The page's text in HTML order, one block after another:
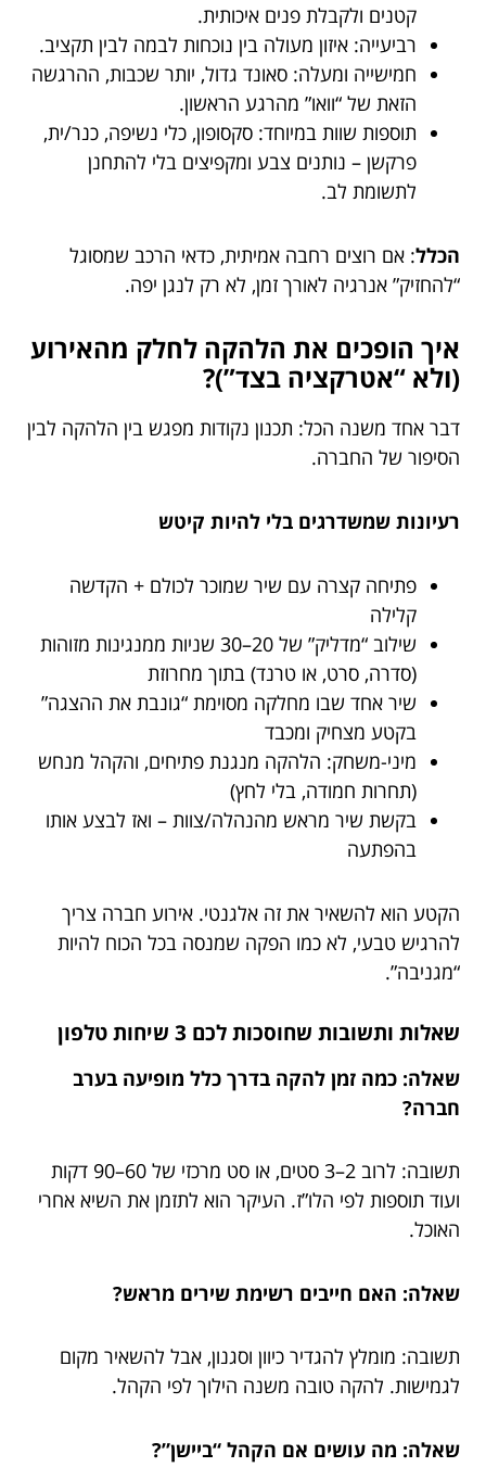
קטנים ולקבלת פנים איכותית.
רביעייה: איזון מעולה בין נוכחות לבמה לבין תקציב.
חמישייה ומעלה: סאונד גדול, יותר שכבות, ההרגשה
הזאת של “וואו” מהרגע הראשון.
תוספות שוות במיוחד: סקסופון, כלי נשיפה, כנר/ית,
פרקשן – נותנים צבע ומקפיצים בלי להתחנן
לתשומת לב.
הכלל: אם רוצים רחבה אמיתית, כדאי הרכב שמסוגל
“להחזיק” אנרגיה לאורך זמן, לא רק לנגן יפה.
איך הופכים את הלהקה לחלק מהאירוע
(ולא “אטרקציה בצד”)?
דבר אחד משנה הכל: תכנון נקודות מפגש בין הלהקה לבין
הסיפור של החברה.
רעיונות שמשדרגים בלי להיות קיטש
פתיחה קצרה עם שיר שמוכר לכולם + הקדשה
קלילה
שילוב “מדליק” של 20–30 שניות ממנגינות מזוהות
(סדרה, סרט, או טרנד) בתוך מחרוזת
שיר אחד שבו מחלקה מסוימת “גונבת את ההצגה”
בקטע מצחיק ומכבד
מיני-משחק: הלהקה מנגנת פתיחים, והקהל מנחש
(תחרות חמודה, בלי לחץ)
בקשת שיר מראש מהנהלה/צוות – ואז לבצע אותו
בהפתעה
הקטע הוא להשאיר את זה אלגנטי. אירוע חברה צריך
להרגיש טבעי, לא כמו הפקה שמנסה בכל הכוח להיות
“מגניבה”.
שאלות ותשובות שחוסכות לכם 3 שיחות טלפון
שאלה: כמה זמן להקה בדרך כלל מופיעה בערב
חברה?
תשובה: לרוב 2–3 סטים, או סט מרכזי של 60–90 דקות
ועוד תוספות לפי הלו”ז. העיקר הוא לתזמן את השיא אחרי
האוכל.
שאלה: האם חייבים רשימת שירים מראש?
תשובה: מומלץ להגדיר כיוון וסגנון, אבל להשאיר מקום
לגמישות. להקה טובה משנה הילוך לפי הקהל.
שאלה: מה עושים אם הקהל “ביישן”?